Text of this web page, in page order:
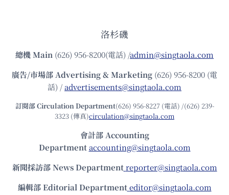
洛杉磯
總機Main (626) 956-8200(電話) /admin@singtaola.com
廣告/市場部Advertising & Marketing (626) 956-8200 (電
話) /advertisements@singtaola.com
訂閱部 Circulation Department(626) 956-8227 (電話) /(626) 239-
3323 (傳真)circulation@singtaola.com
會計部 Accounting
Department accounting@singtaola.com
新聞採訪部 News Department reporter@singtaola.com
編輯部 Editorial Department editor@singtaola.com